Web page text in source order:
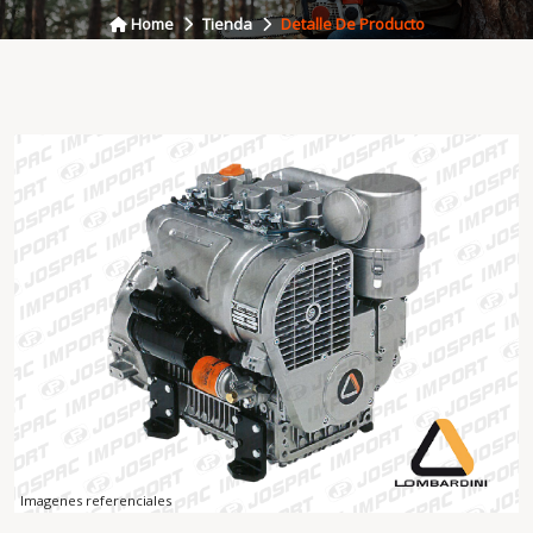
Home Tienda Detalle De Producto
Imagenes referenciales